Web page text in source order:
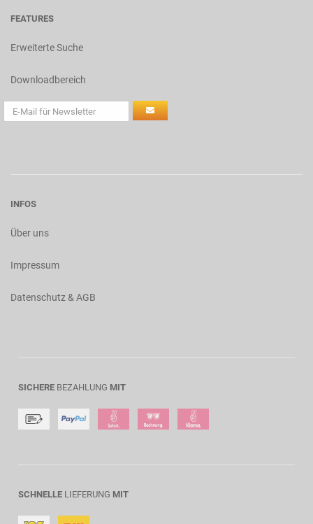
FEATURES
Erweiterte Suche
Downloadbereich
INFOS
Über uns
Impressum
Datenschutz & AGB
SICHERE BEZAHLUNG MIT
SCHNELLE LIEFERUNG MIT